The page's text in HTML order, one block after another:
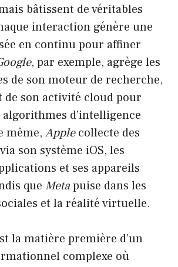
bâtissent de véritables
interaction génère une
en continu pour affiner
, par exemple, agrège les
de son moteur de recherche,
de son activité cloud pour
d’intelligence
même, Applecollecte des
son système iOS, les
et ses appareils
que Metapuise dans les
et la réalité virtuelle.
la matière première d’un
complexe où